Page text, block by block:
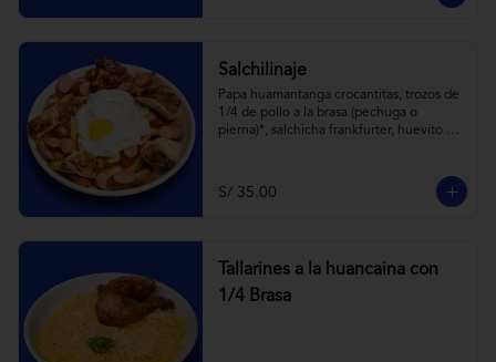
Salchilinaje
Papa huamantanga crocantitas, trozos de
1/4 de pollo a la brasa (pechuga o
pierna)*, salchicha frankfurter, huevito
o pierna es sujeta a stock.
S/ 35.00
Tallarines a la huancaina con
1/4 Brasa